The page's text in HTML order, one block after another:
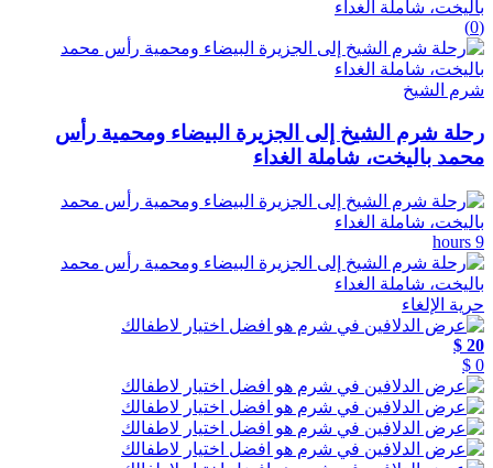
(0)
شرم الشيخ
رحلة شرم الشيخ إلى الجزيرة البيضاء ومحمية رأس
محمد باليخت، شاملة الغداء
9 hours
حرية الإلغاء
20 $
0 $